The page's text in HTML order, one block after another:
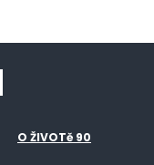
O ŽIVOTě 90